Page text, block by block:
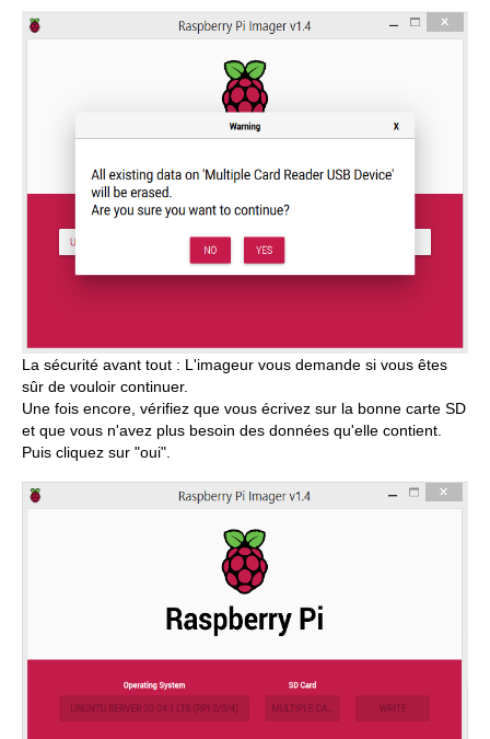
La sécurité avant tout : L'imageur vous demande si vous êtes
sûr de vouloir continuer.
Une fois encore, vérifiez que vous écrivez sur la bonne carte SD
et que vous n'avez plus besoin des données qu'elle contient.
Puis cliquez sur "oui".